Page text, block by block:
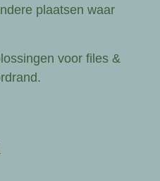
plaatsen waar
voor files &